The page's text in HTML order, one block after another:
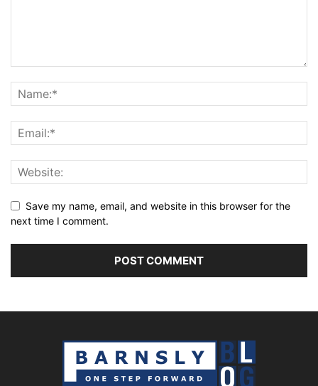
Save my name, email, and website in this browser for the
next time I comment.